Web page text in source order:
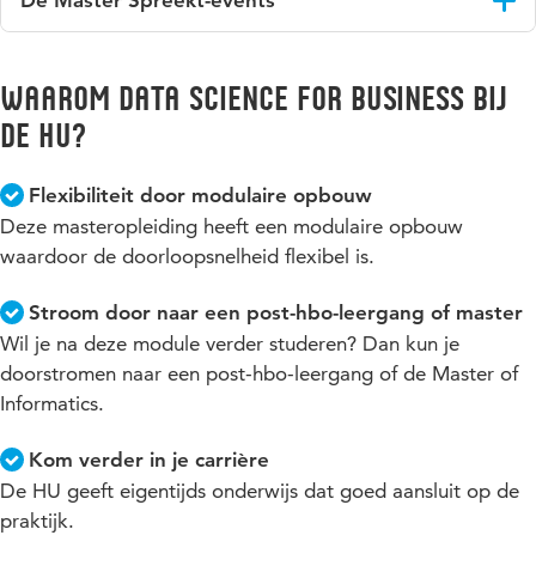
hebben.
Mocht je besluiten na één mastermodule de master te
Alle bedragen zijn vrij van btw en inclusief boeken en readers.
informatiemiddag voor de ICT deeltijdopleidingen. Deze
worden aangekondigd via deLinkedIn pagina
.
Hogeschool Utrecht en wat daarmee samenhangt en volg ons
opLinkedIn
Onderwijs van Hogeschool Utrecht en wat daarmee
samenhangt en volg ons op
ook onze “De Master Spreekt Events” aan.
Alle HU-events vind jein onze evenementenagenda
Waarom data science for business bij
de HU?
Flexibiliteit door modulaire opbouw
Deze masteropleiding heeft een modulaire opbouw
waardoor de doorloopsnelheid flexibel is.
Stroom door naar een post-hbo-leergang of master
Wil je na deze module verder studeren? Dan kun je
doorstromen naar een post-hbo-leergang of de Master of
Informatics.
Kom verder in je carrière
De HU geeft eigentijds onderwijs dat goed aansluit op de
praktijk.